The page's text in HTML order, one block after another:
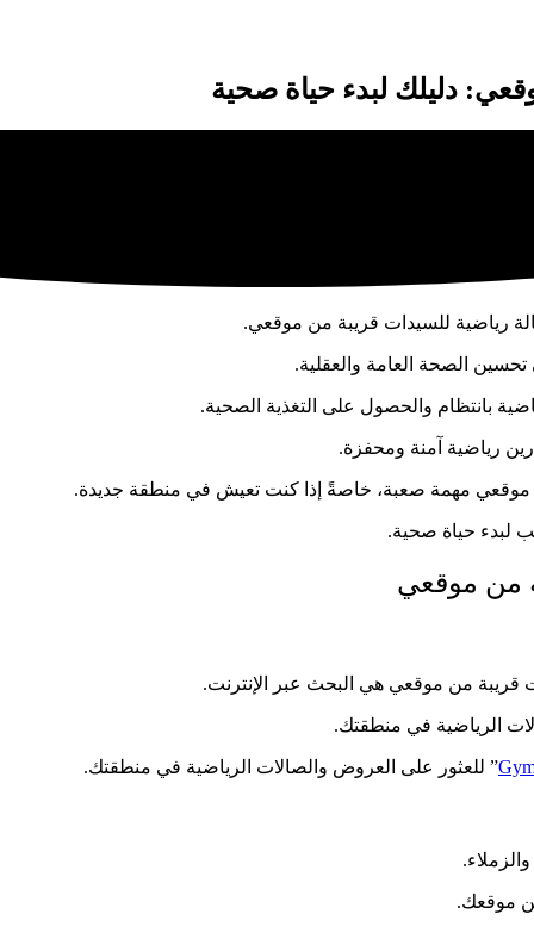
دليلك لبدء حياة صحية
رياضية للسيدات قريبة من موقعي.
تحسين الصحة العامة والعقلية.
بانتظام والحصول على التغذية الصحية.
رياضية آمنة ومحفزة.
موقعي مهمة صعبة، خاصةً إذا كنت تعيش في منطقة جديدة.
لبدء حياة صحية.
من موقعي
قريبة من موقعي هي البحث عبر الإنترنت.
الرياضية في منطقتك.
” للعثور على العروض والصالات الرياضية في منطقتك.
موقعك.